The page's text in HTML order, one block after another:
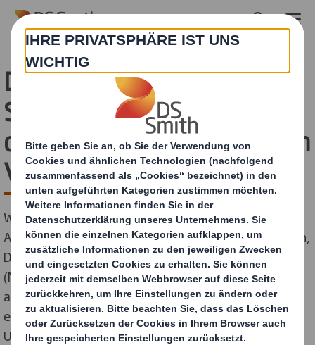
Skip to main content
DS Smith startet neuen
Service zur Bewertung
der Recyclingfähigkeit von
Verpackungen
Wien, London, 4. März 2025. – Der global tätige
Anbieter innovativer Wellpappe-Verpackungslösungen,
DS Smith, mit Standorten in Margarethen am Moos
(Niederösterreich), Kalsdorf (Steiermark), Neumarkt
am Wallersee (Salzburg) und Wien gibt die Einführung
einer neuen Dienstleistung bekannt, mit der
Unternehmen die Recyclingfähigkeit ihrer